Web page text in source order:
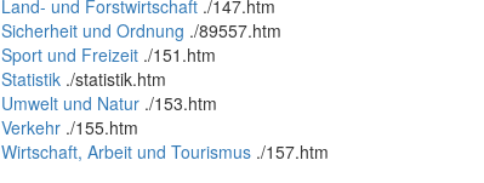
Land- und Forstwirtschaft ./147.htm
Sicherheit und Ordnung ./89557.htm
Sport und Freizeit ./151.htm
Statistik ./statistik.htm
Umwelt und Natur ./153.htm
Verkehr ./155.htm
Wirtschaft, Arbeit und Tourismus ./157.htm